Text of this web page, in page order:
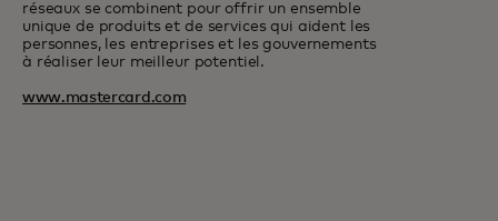
réseaux se combinent pour offrir un ensemble
unique de produits et de services qui aident les
personnes, les entreprises et les gouvernements
à réaliser leur meilleur potentiel.
www.mastercard.com